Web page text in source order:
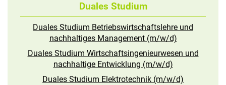
Duales Studium
Duales Studium Betriebswirtschaftslehre und
nachhaltiges Management (m/w/d)
Duales Studium Wirtschaftsingenieurwesen und
nachhaltige Entwicklung (m/w/d)
Duales Studium Elektrotechnik (m/w/d)